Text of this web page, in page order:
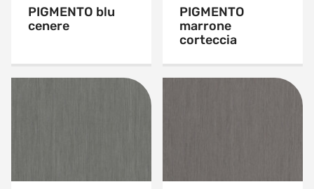
PIGMENTO blu
cenere
PIGMENTO
marrone
corteccia